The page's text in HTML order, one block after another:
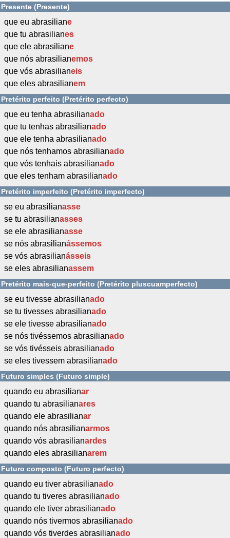
Presente (Presente)
que eu abrasiliane
que tu abrasilianes
que ele abrasiliane
que nós abrasilianemos
que vós abrasilianeis
que eles abrasilianem
Pretérito perfeito (Pretérito perfecto)
que eu tenha abrasilianado
que tu tenhas abrasilianado
que ele tenha abrasilianado
que nós tenhamos abrasilianado
que vós tenhais abrasilianado
que eles tenham abrasilianado
Pretérito imperfeito (Pretérito imperfecto)
se eu abrasilianasse
se tu abrasilianasses
se ele abrasilianasse
se nós abrasilianássemos
se vós abrasilianásseis
se eles abrasilianassem
Pretérito mais-que-perfeito (Pretérito pluscuamperfecto)
se eu tivesse abrasilianado
se tu tivesses abrasilianado
se ele tivesse abrasilianado
se nós tivéssemos abrasilianado
se vós tivésseis abrasilianado
se eles tivessem abrasilianado
Futuro simples (Futuro simple)
quando eu abrasilianar
quando tu abrasilianares
quando ele abrasilianar
quando nós abrasilianarmos
quando vós abrasilianardes
quando eles abrasilianarem
Futuro composto (Futuro perfecto)
quando eu tiver abrasilianado
quando tu tiveres abrasilianado
quando ele tiver abrasilianado
quando nós tivermos abrasilianado
quando vós tiverdes abrasilianado